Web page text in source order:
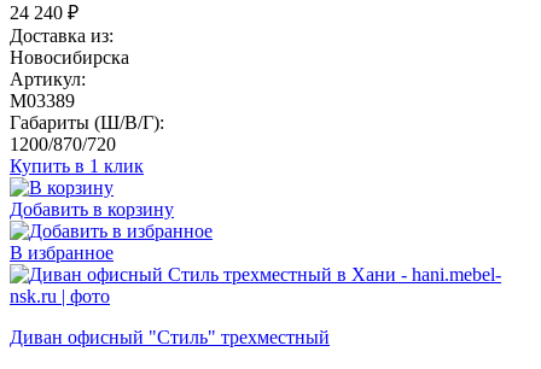
24 240 ₽
Доставка из:
Новосибирска
Артикул:
M03389
Габариты (Ш/В/Г):
1200/870/720
Купить в 1 клик
Добавить в корзину
В избранное
Диван офисный "Стиль" трехместный